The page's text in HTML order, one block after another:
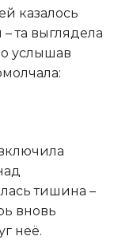
казалось
та выглядела
услышав
тишина –
вновь
неё.